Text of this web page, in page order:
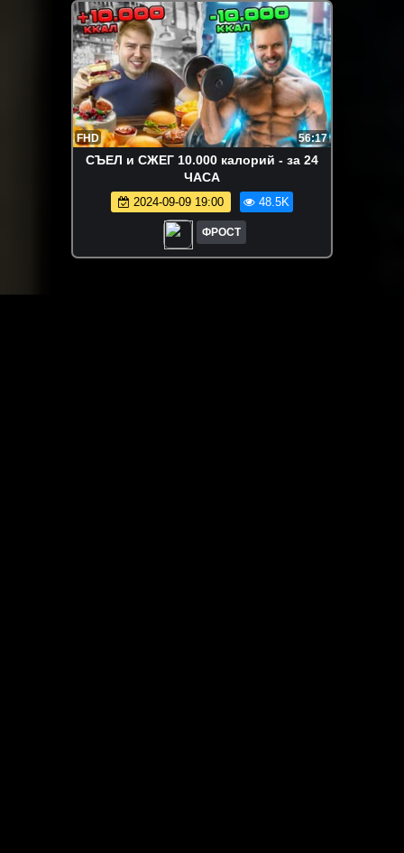
FHD 56:17
СЪЕЛ и СЖЕГ 10.000 калорий - за 24
ЧАСА
2024-09-09 19:00 48.5K
ФРОСТ